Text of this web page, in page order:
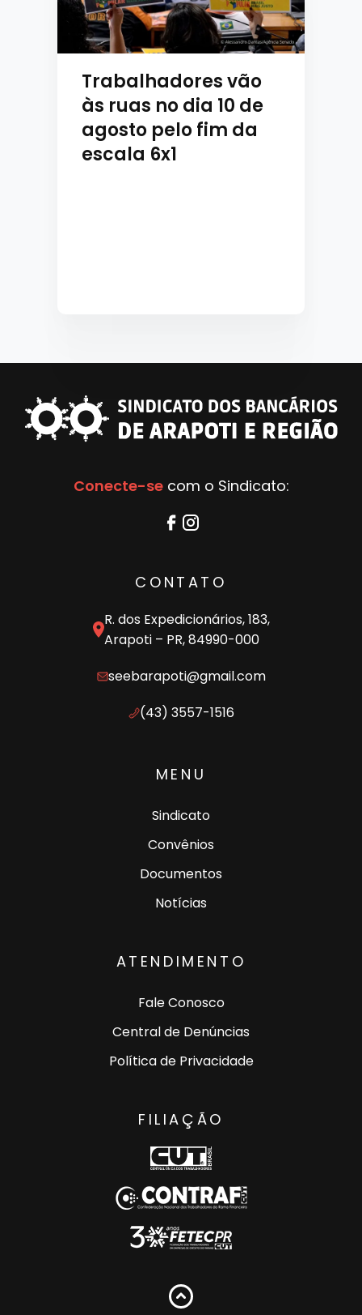
Trabalhadores vão
às ruas no dia 10 de
agosto pelo fim da
escala 6x1
Conecte-secom o Sindicato:
CONTATO
R. dos Expedicionários, 183,
Arapoti – PR, 84990-000
seebarapoti@gmail.com
(43) 3557-1516
MENU
Sindicato
Convênios
Documentos
Notícias
ATENDIMENTO
Fale Conosco
Central de Denúncias
Política de Privacidade
FILIAÇÃO